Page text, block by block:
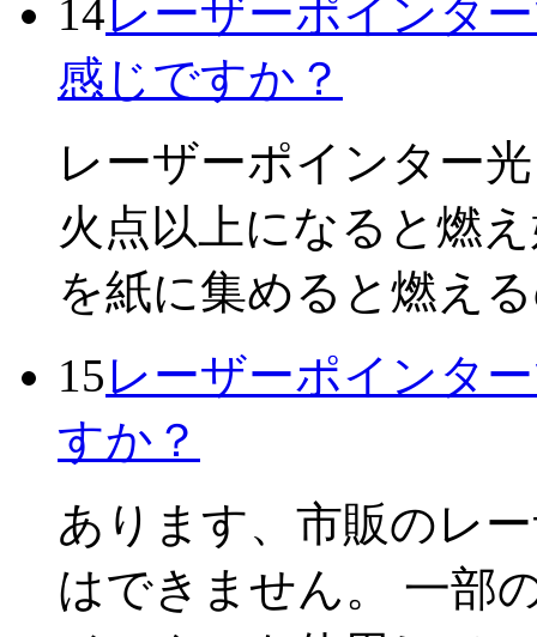
14レーザーポインタ
感じですか？
レーザーポインター
火点以上になると燃
を紙に集めると燃え
15レーザーポインタ
すか？
あります、市販のレ
はできません。 一部